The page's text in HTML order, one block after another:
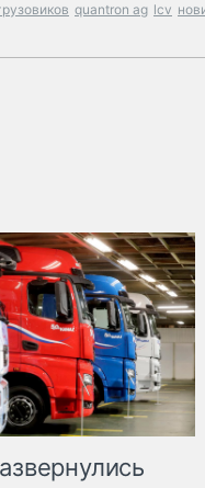
quantron ag lcv